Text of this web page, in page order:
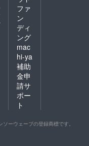
ファ
ン
ディ
ング
mac
hi-ya
補助
金申
請サ
ポー
ト
ソーウェーブの登録商標です。